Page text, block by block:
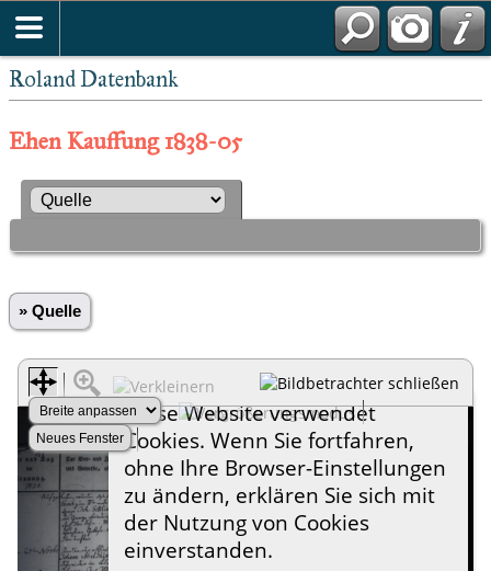
Roland Datenbank
Ehen Kauffung 1838-05
» Quelle